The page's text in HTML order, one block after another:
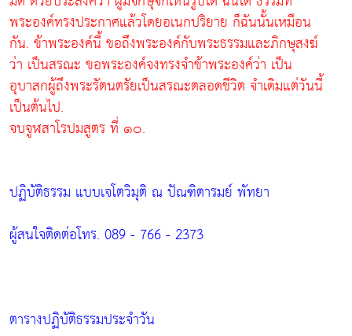
พระองค์ทรงประกาศแล้วโดยอเนกปริยาย ก็ฉันนั้นเหมือน
กัน. ข้าพระองค์นี้ ขอถึงพระองค์กับพระธรรมและภิกษุสงฆ์
ว่า เป็นสรณะ ขอพระองค์จงทรงจำข้าพระองค์ว่า เป็น
อุบาสกผู้ถึงพระรัตนตรัยเป็นสรณะตลอดชีวิต จำเดิมแต่วันนี้
เป็นต้นไป.
จบจูฬสาโรปมสูตร ที่ ๑๐.
ปฏิบัติธรรม แบบเจโตวิมุติ ณ ปัณฑิตารมย์ พัทยา
ผู้สนใจติดต่อโทร. 089 - 766 - 2373
ตารางปฏิบัติธรรมประจำวัน